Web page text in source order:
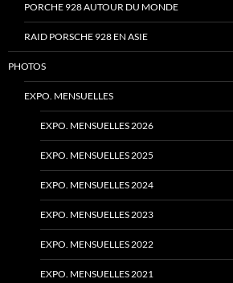
PORCHE 928 AUTOUR DU MONDE
RAID PORSCHE 928 EN ASIE
PHOTOS
EXPO. MENSUELLES
EXPO. MENSUELLES 2026
EXPO. MENSUELLES 2025
EXPO. MENSUELLES 2024
EXPO. MENSUELLES 2023
EXPO. MENSUELLES 2022
EXPO. MENSUELLES 2021